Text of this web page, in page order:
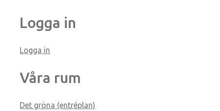
Logga in
Logga in
Våra rum
Det gröna (entréplan)